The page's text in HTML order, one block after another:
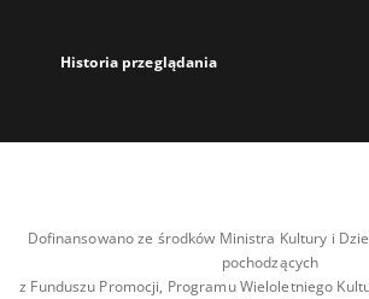
Historia przeglądania
Dofinansowano ze środków Ministra Kultury i
pochodzących
z Funduszu Promocji, Programu Wieloletniego